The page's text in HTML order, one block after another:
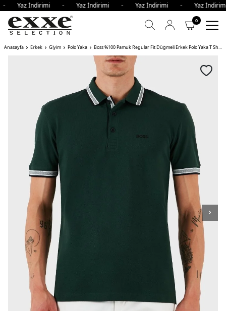
Yaz İndirimi - Yaz İndirimi - Yaz İndirimi - Yaz
0
Anasayfa Erkek Giyim Polo Yaka Boss %100 Pamuk Regular Fit Düğmeli Erkek Polo Yaka T Shirt HAKİ